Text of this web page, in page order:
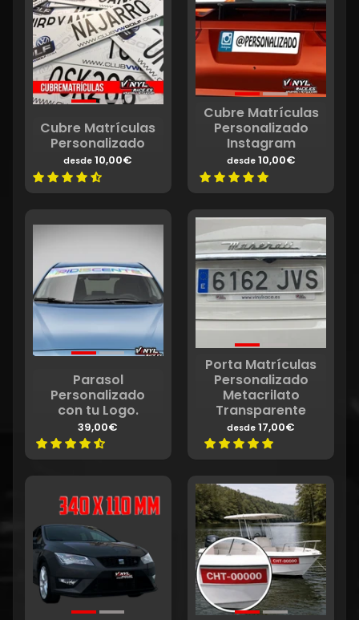
Cubre Matrículas
Personalizado
desde 10,00€
Cubre Matrículas
Personalizado
Instagram
desde 10,00€
Parasol
Personalizado
con tu Logo.
39,00€
Porta Matrículas
Personalizado
Metacrilato
Transparente
desde 17,00€